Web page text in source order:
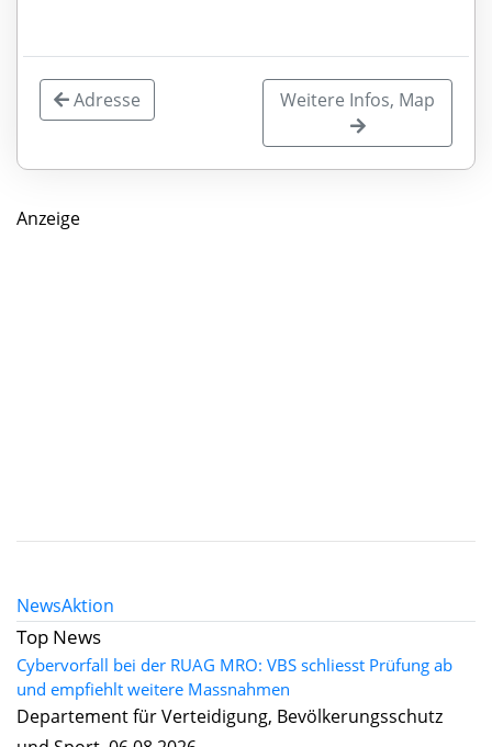
Adresse Weitere Infos, Map
Anzeige
NewsAktion
Top News
Cybervorfall bei der RUAG MRO: VBS schliesst Prüfung ab
und empfiehlt weitere Massnahmen
Departement für Verteidigung, Bevölkerungsschutz